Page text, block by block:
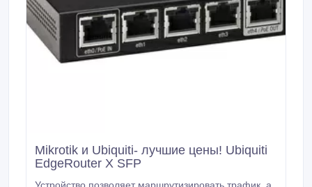
Mikrotik и Ubiquiti- лучшие цены! Ubiquiti
EdgeRouter X SFP